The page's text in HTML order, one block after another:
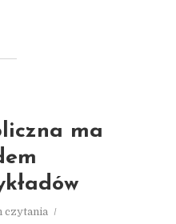
ma
czytania